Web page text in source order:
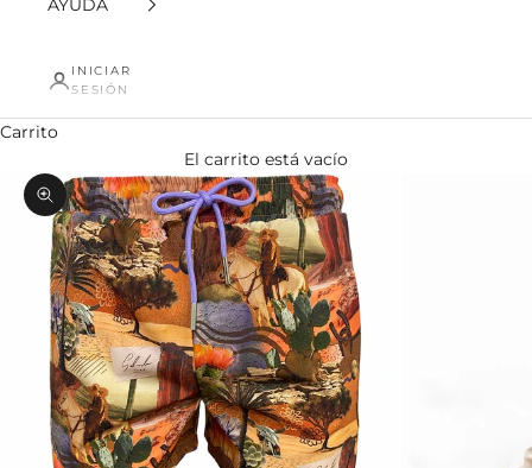
AYUDA
INICIAR
SESIÓN
Carrito
El carrito está vacío
Zoom